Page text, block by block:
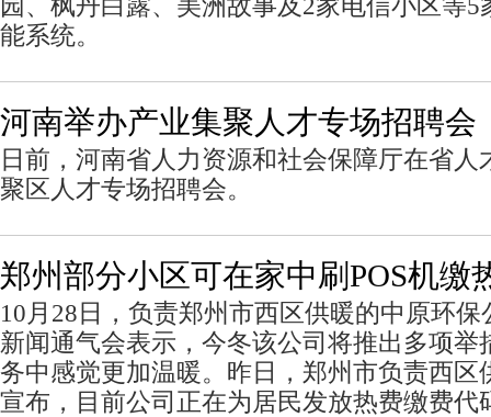
园、枫丹白露、美洲故事及2家电信小区等
能系统。
河南举办产业集聚人才专场招聘会
日前，河南省人力资源和社会保障厅在省人
聚区人才专场招聘会。
郑州部分小区可在家中刷POS机缴
10月28日，负责郑州市西区供暖的中原环
新闻通气会表示，今冬该公司将推出多项举
务中感觉更加温暖。昨日，郑州市负责西区
宣布，目前公司正在为居民发放热费缴费代